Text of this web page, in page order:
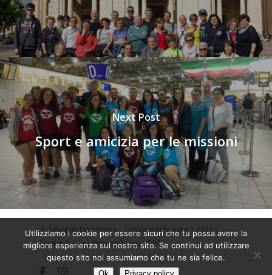
Next Post
Sport e amicizia per le missioni
ⓒ Salesiani Don Bosco - Casale Monferrato | 2020 |
Cookie Policy|Privacy Policy|DPO
facebookinstagram
Utilizziamo i cookie per essere sicuri che tu possa avere la
migliore esperienza sul nostro sito. Se continui ad utilizzare
questo sito noi assumiamo che tu ne sia felice.